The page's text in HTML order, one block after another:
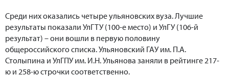
Среди них оказались четыре ульяновских вуза. Лучшие
результаты показали УлГТУ (100-е место) и УлГУ (106-й
результат) – они вошли в первую половину
общероссийского списка. Ульяновский ГАУ им. П.А.
Столыпина и УлГПУ им. И.Н. Ульянова заняли в рейтинге 217-
ю и 258-ю строчки соответственно.